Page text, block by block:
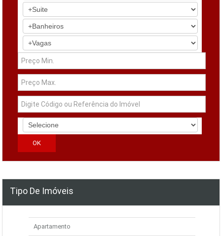
Tipo De Imóveis
Apartamento